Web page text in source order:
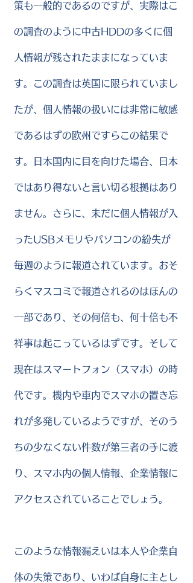
策も一般的であるのですが、実際はこ
の調査のように中古HDDの多くに個
人情報が残されたままになっていま
す。この調査は英国に限られていまし
たが、個人情報の扱いには非常に敏感
であるはずの欧州ですらこの結果で
す。日本国内に目を向けた場合、日本
ではあり得ないと言い切る根拠はあり
ません。さらに、未だに個人情報が入
ったUSBメモリやパソコンの紛失が
毎週のように報道されています。おそ
らくマスコミで報道されるのはほんの
一部であり、その何倍も、何十倍も不
祥事は起こっているはずです。そして
現在はスマートフォン（スマホ）の時
代です。機内や車内でスマホの置き忘
れが多発しているようですが、そのう
ちの少なくない件数が第三者の手に渡
り、スマホ内の個人情報、企業情報に
アクセスされていることでしょう。
このような情報漏えいは本人や企業自
体の失策であり、いわば自身に主とし